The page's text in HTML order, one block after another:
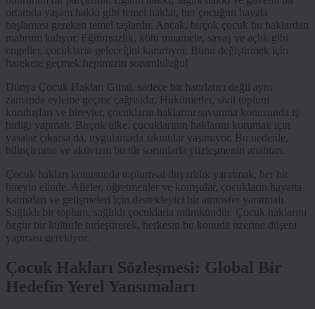
ortamda yaşam hakkı gibi temel haklar, her çocuğun hayata
başlaması gereken temel taşlardır. Ancak, birçok çocuk bu haklardan
mahrum kalıyor. Eğitimsizlik, kötü muamele, savaş ve açlık gibi
engeller, çocukların geleceğini karartıyor. Bunu değiştirmek için
harekete geçmek hepimizin sorumluluğu!
Dünya Çocuk Hakları Günü, sadece bir hatırlatıcı değil aynı
zamanda eyleme geçme çağrısıdır. Hükümetler, sivil toplum
kuruluşları ve bireyler, çocukların haklarını savunma konusunda iş
birliği yapmalı. Birçok ülke, çocuklarının haklarını korumak için
yasalar çıkarsa da, uygulamada sıkıntılar yaşanıyor. Bu nedenle,
bilinçlenme ve aktivizm bu tür sorunlarla yüzleşmenin anahtarı.
Çocuk hakları konusunda toplumsal duyarlılık yaratmak, her bir
bireyin elinde. Aileler, öğretmenler ve komşular, çocukların hayatta
kalmaları ve gelişmeleri için destekleyici bir atmosfer yaratmalı.
Sağlıklı bir toplum, sağlıklı çocuklarla mümkündür. Çocuk haklarını
özgür bir kültürle birleştirerek, herkesin bu konuda üzerine düşeni
yapması gerekiyor.
Çocuk Hakları Sözleşmesi: Global Bir
Hedefin Yerel Yansımaları